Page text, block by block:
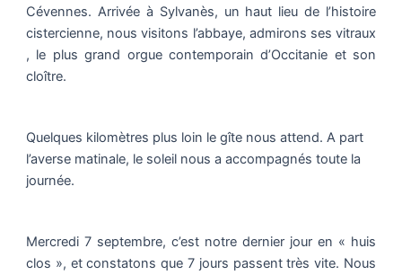
Cévennes. Arrivée à Sylvanès, un haut lieu de l’histoire
cistercienne, nous visitons l’abbaye, admirons ses vitraux
, le plus grand orgue contemporain d’Occitanie et son
cloître.
Quelques kilomètres plus loin le gîte nous attend. A part
l’averse matinale, le soleil nous a accompagnés toute la
journée.
Mercredi 7 septembre, c’est notre dernier jour en « huis
clos », et constatons que 7 jours passent très vite. Nous